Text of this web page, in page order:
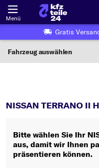
Menü
Gratis
Fahrzeug auswählen
Wo finde ich die?
Oder
NISSAN TERRANO II
Bitte wählen Sie Ihr
aus, damit wir Ihnen
präsentieren können.